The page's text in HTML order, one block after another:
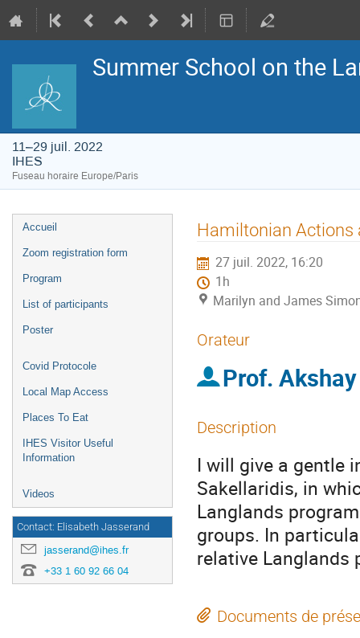
Summer School on the
11–29 juil. 2022
IHES
Fuseau horaire Europe/Paris
Menu
de
l'événement
Accueil
Zoom registration form
Program
List of participants
Poster
Covid Protocole
Local Map Access
Places To Eat
IHES Visitor Useful
Information
Videos
Contact: Elisabeth Jasserand
jasserand@ihes.fr
+33 1 60 92 66 04
Hamiltonian Actions
27 juil. 2022, 16:20
1h
Marilyn and James
Orateur
Prof. Akshay
Description
I will give a gentle
Sakellaridis, in
Langlands
groups. In
relative Langlands
Documents de